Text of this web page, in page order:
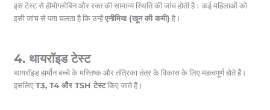
इस टेस्ट से हीमोग्लोबिन और रक्त की सामान्य स्थिति की जांच होती है। कई महिलाओं को
इसी जांच से पता चलता है कि उन्हेंएनीमिया (खून की कमी) है।
4. थायरॉइड टेस्ट
थायरॉइड हार्मोन बच्चे के मस्तिष्क और तंत्रिका तंत्र के विकास के लिए महत्वपूर्ण होते हैं।
इसलिएT3, T4 और TSH टेस्टकिए जाते हैं।